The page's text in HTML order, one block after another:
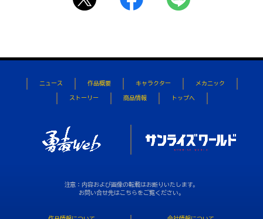
ニュース 作品概要 キャラクター メカニック
ストーリー 商品情報 トップへ
注意：内容および画像の転載はお断りいたします。
お問い合せ先はこちらをご覧ください。